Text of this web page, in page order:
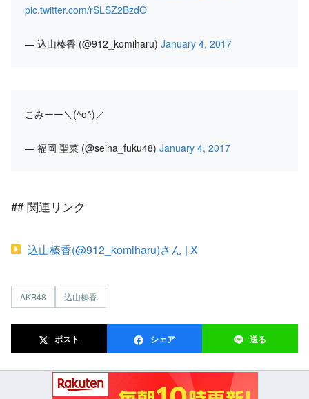
pic.twitter.com/rSLSZ2BzdO
— 込山榛香 (@912_komiharu) January 4, 2017
こみーー＼(^o^)／
— 福岡 聖菜 (@seina_fuku48) January 4, 2017
## 関連リンク
込山榛香(@912_komiharu)さん | X
AKB48 込山榛香
ポスト シェア 送る